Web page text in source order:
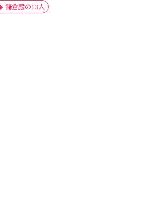
鎌倉殿の13人